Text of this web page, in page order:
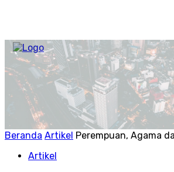
Beranda Artikel Perempuan, Agama
Artikel